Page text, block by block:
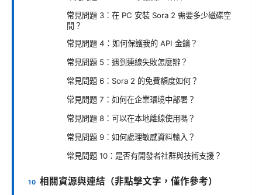
常見問題 3：在 PC 安裝 Sora 2 需要多少磁碟空
間？
常見問題 4：如何保護我的 API 金鑰？
常見問題 5：遇到連線失敗怎麼辦？
常見問題 6：Sora 2 的免費額度如何？
常見問題 7：如何在企業環境中部署？
常見問題 8：可以在本地離線使用嗎？
常見問題 9：如何處理敏感資料輸入？
常見問題 10：是否有開發者社群與技術支援？
相關資源與連結（非點擊文字，僅作參考）